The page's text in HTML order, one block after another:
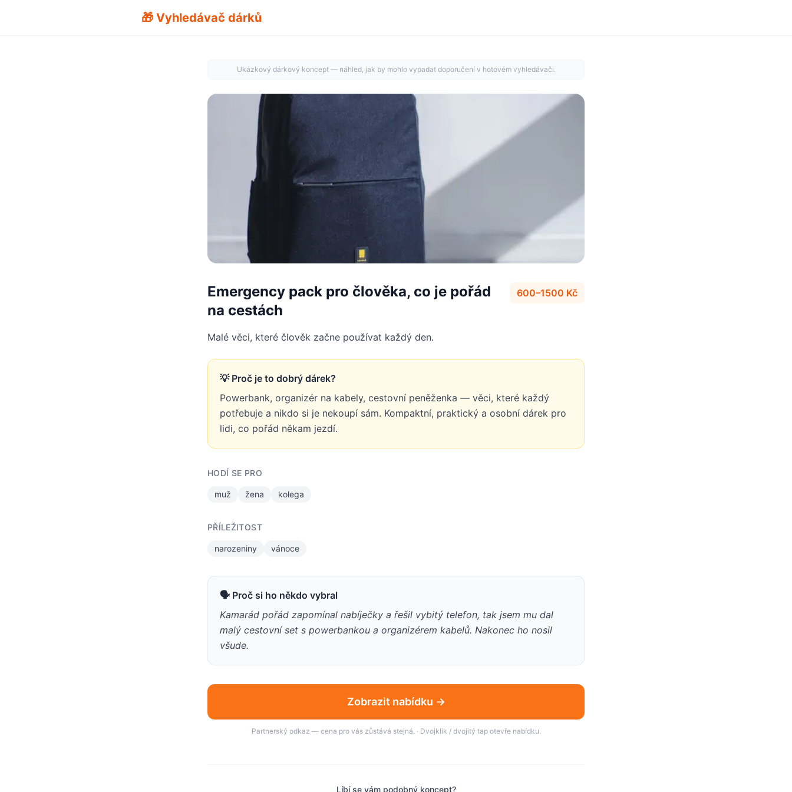
🎁 Vyhledávač dárků
Ukázkový dárkový koncept — náhled, jak by mohlo vypadat doporučení v hotovém vyhledávači.
Emergency pack pro člověka, co je pořád
na cestách
600–1500 Kč
Malé věci, které člověk začne používat každý den.
💡 Proč je to dobrý dárek?
Powerbank, organizér na kabely, cestovní peněženka — věci, které každý
potřebuje a nikdo si je nekoupí sám. Kompaktní, praktický a osobní dárek pro
lidi, co pořád někam jezdí.
HODÍ SE PRO
muž žena kolega
PŘÍLEŽITOST
narozeniny vánoce
🗣 Proč si ho někdo vybral
Kamarád pořád zapomínal nabíječky a řešil vybitý telefon, tak jsem mu dal
malý cestovní set s powerbankou a organizérem kabelů. Nakonec ho nosil
všude.
Zobrazit nabídku →
Partnerský odkaz — cena pro vás zůstává stejná. · Dvojklik / dvojitý tap otevře nabídku.
Líbí se vám podobný koncept?